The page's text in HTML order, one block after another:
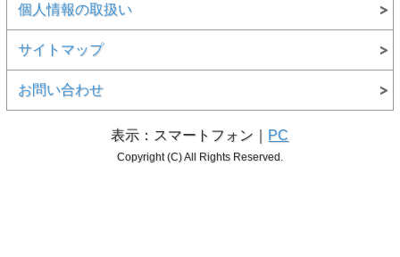
個人情報の取扱い
サイトマップ
お問い合わせ
表示：スマートフォン｜ PC
Copyright (C) All Rights Reserved.